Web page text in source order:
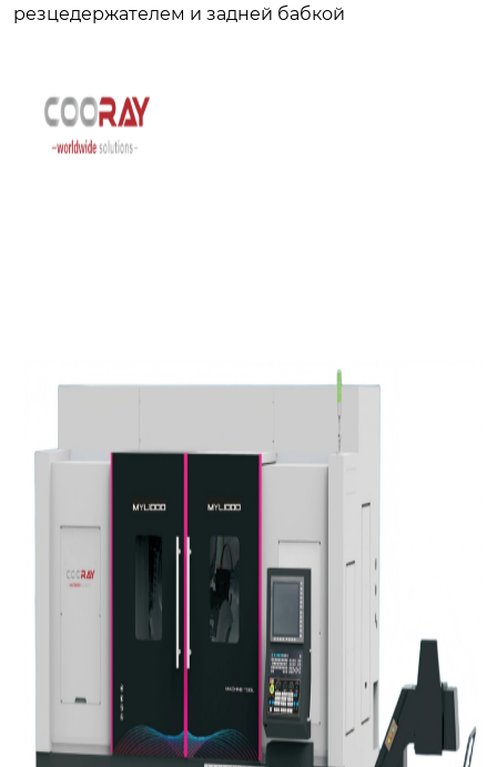
резцедержателем и задней бабкой